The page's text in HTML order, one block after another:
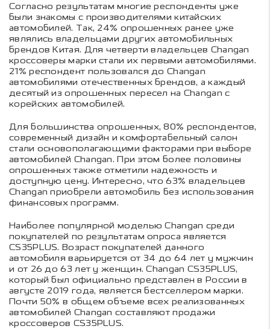
Согласно результатам многие респонденты уже
были знакомы с производителями китайских
автомобилей. Так, 24% опрошенных ранее уже
являлись владельцами других автомобильных
брендов Китая. Для четверти владельцев Changan
кроссоверы марки стали их первыми автомобилями.
21% респондент пользовался до Changan
автомобилями отечественных брендов, а каждый
десятый из опрошенных пересел на Changan с
корейских автомобилей.
Для большинства опрошенных, 80% респондентов,
современный дизайн и комфортабельный салон
стали основополагающими факторами при выборе
автомобилей Changan. При этом более половины
опрошенных также отметили надежность и
доступную цену. Интересно, что 63% владельцев
Changan приобрели автомобиль без использования
финансовых программ.
Наиболее популярной моделью Changan среди
покупателей по результатам опроса является
CS35PLUS. Возраст покупателей данного
автомобиля варьируется от 34 до 64 лет у мужчин
и от 26 до 63 лет у женщин. Changan CS35PLUS,
который был официально представлен в России в
августе 2019 года, является бестселлером марки.
Почти 50% в общем объеме всех реализованных
автомобилей Changan составляют продажи
кроссоверов CS35PLUS.